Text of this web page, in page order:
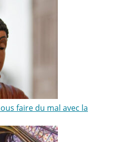
faire du mal avec la